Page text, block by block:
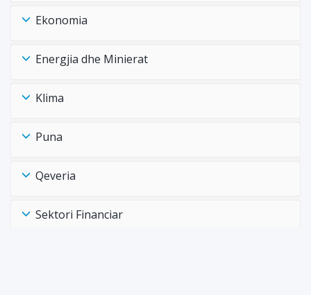
Ekonomia
Energjia dhe Minierat
Klima
Puna
Qeveria
Sektori Financiar